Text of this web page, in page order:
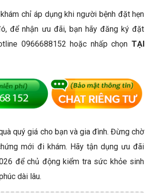
chỉ áp dụng khi người bệnh đặt hẹn
để nhận ưu đãi, bạn hãy đăng ký đặt
0966688152 hoặc nhấp chọn TẠI
quý giá cho bạn và gia đình. Đừng chờ
mới đi khám. Hãy tận dụng ưu đãi
để chủ động kiểm tra sức khỏe sinh
dài lâu.